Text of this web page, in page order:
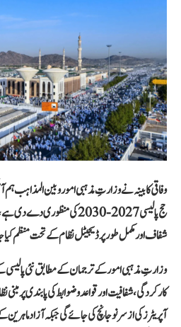
وفاقی کابینہ نے وزارتِ مذہبی امور و بین المذاہب
حج پالیسی 2027-2030 کی
شفاف اور مکمل طور پر ڈیجیٹل نظام کے تحت منظم
وزارتِ مذہبی امور کے ترجمان کے مطابق نئی پالیسی
کارکردگی، شفافیت اور قواعد و ضوابط کی پابندی پر مبنی
آپریٹرز کی ازسرنو جانچ کی جائے گی جبکہ آزاد